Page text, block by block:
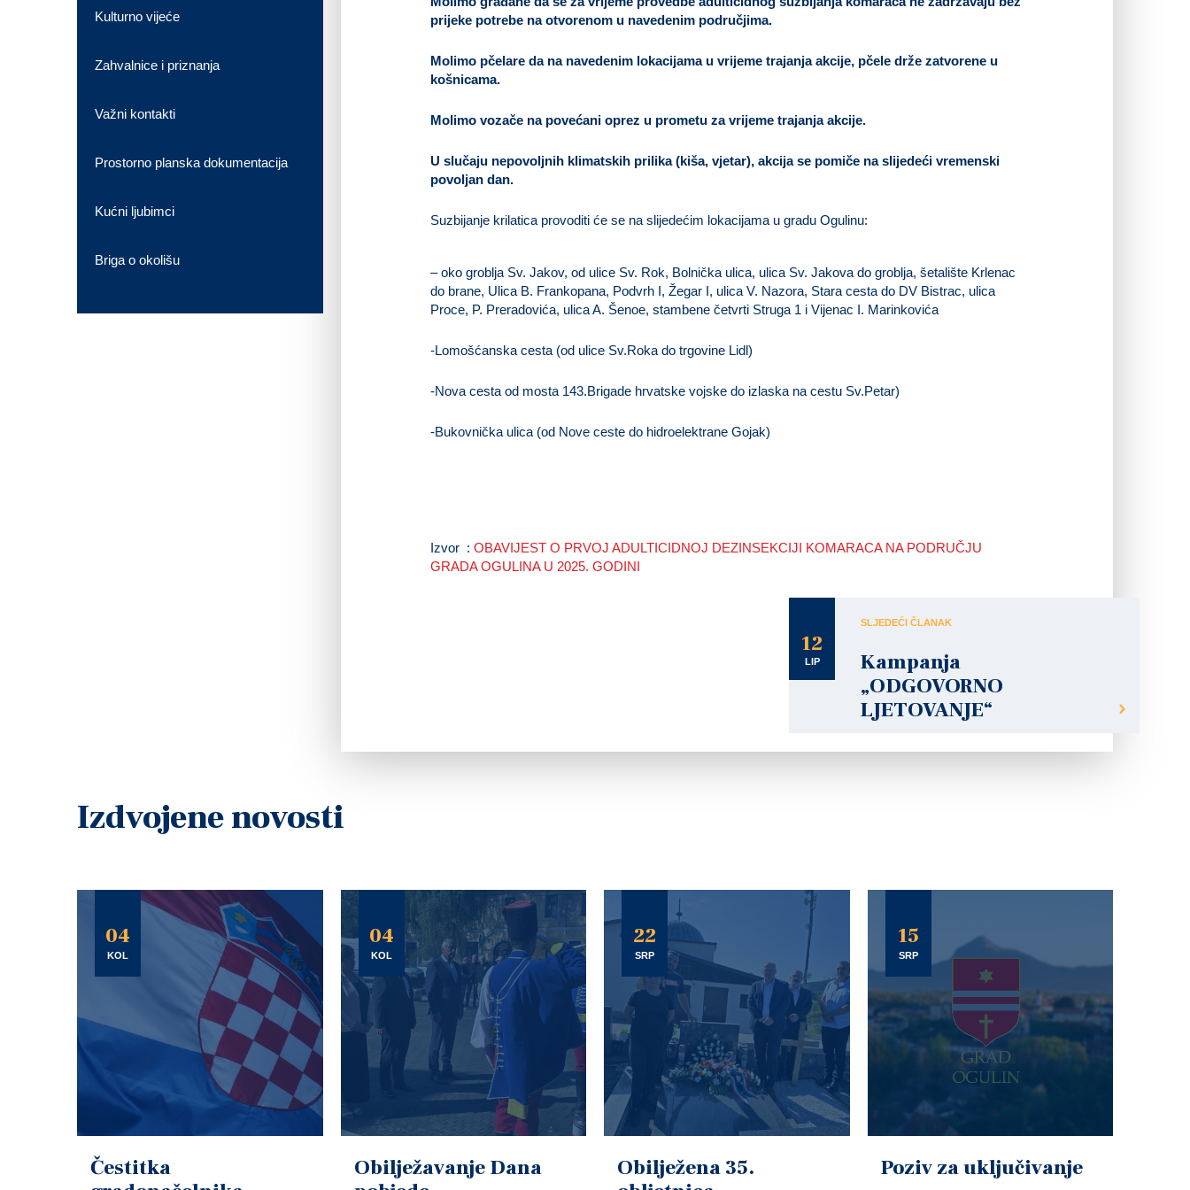
prijeke potrebe na otvorenom u navedenim područjima.
Molimo pčelare da na navedenim lokacijama u vrijeme trajanja akcije, pčele drže zatvorene u
košnicama.
Molimo vozače na povećani oprez u prometu za vrijeme trajanja akcije.
U slučaju nepovoljnih klimatskih prilika (kiša, vjetar), akcija se pomiče na slijedeći vremenski
povoljan dan.
Suzbijanje krilatica provoditi će se na slijedećim lokacijama u gradu Ogulinu:
– oko groblja Sv. Jakov, od ulice Sv. Rok, Bolnička ulica, ulica Sv. Jakova do groblja, šetalište Krlenac
do brane, Ulica B. Frankopana, Podvrh I, Žegar I, ulica V. Nazora, Stara cesta do DV Bistrac, ulica
Proce, P. Preradovića, ulica A. Šenoe, stambene četvrti Struga 1 i Vijenac I. Marinkovića
-Lomošćanska cesta (od ulice Sv.Roka do trgovine Lidl)
-Nova cesta od mosta 143.Brigade hrvatske vojske do izlaska na cestu Sv.Petar)
-Bukovnička ulica (od Nove ceste do hidroelektrane Gojak)
Izvor : OBAVIJEST O PRVOJ ADULTICIDNOJ DEZINSEKCIJI KOMARACA NA PODRUČJU
GRADA OGULINA U 2025. GODINI
12
LIP
SLJEDEĆI ČLANAK
Kampanja
„ODGOVORNO
LJETOVANJE“
Kulturno vijeće
Zahvalnice i priznanja
Važni kontakti
Prostorno planska dokumentacija
Kućni ljubimci
Briga o okolišu
Izdvojene novosti
04
KOL
Čestitka
04
KOL
Obilježavanje Dana
22
SRP
Obilježena 35.
15
SRP
Poziv za uključivanje